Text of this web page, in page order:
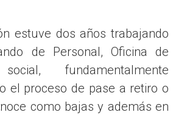
estuve dos años trabajando
de Personal, Oficina de
fundamentalmente
el proceso de pase a retiro o
como bajas y además en